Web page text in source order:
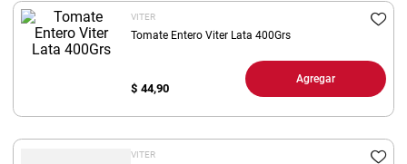
VITER
Tomate Entero Viter Lata 400Grs
$ 44,90
Agregar
VITER